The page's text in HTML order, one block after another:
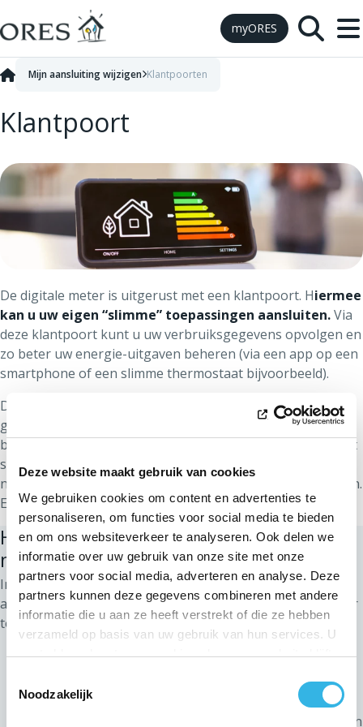
Deze website maakt gebruik van cookies
We gebruiken cookies om content en advertenties te
personaliseren, om functies voor social media te bieden
en om ons websiteverkeer te analyseren. Ook delen we
informatie over uw gebruik van onze site met onze
partners voor social media, adverteren en analyse. Deze
partners kunnen deze gegevens combineren met andere
informatie die u aan ze heeft verstrekt of die ze hebben
verzameld op basis van uw gebruik van hun services. U
gaat akkoord met onze cookies als u onze website blijft
Noodzakelijk
Skip to Content
myORES
Klantpoort
Mijn aansluiting wijzigen Klantpoorten
De digitale meter is uitgerust met een klantpoort. Hiermee
kan u uw eigen “slimme” toepassingen aansluiten.Via
deze klantpoort kunt u uw verbruiksgegevens opvolgen en
zo beter uw energie-uitgaven beheren (via een app op een
smartphone of een slimme thermostaat bijvoorbeeld).
De gegevens die via deze poort beschikbaar is, zijn veel
gedetailleerder dan de informatie die door ORES wordt
bewaard. Om uw privacy te beschermen, is deze klantpoort
standaard gedeactiveerd. We activeren deze poort pas
nadat we uw uitdrukkelijke toestemming gekregen hebben.
En als klant blijft u steeds eigenaar van deze gegevens.
Hoe de klantpoort van mijn digitale
meter activeren/deactiveren
Indien u over een digitale meter beschikt, kunt u het
activeren/deactiveren van deze klantpoort aanvragen door
te bellen naar
078/15.78.01:
ofwel op de dag van de installatie van uw nieuwe
standaard gedeactiveerd);
ofwel op eender welk moment, na de installatie van